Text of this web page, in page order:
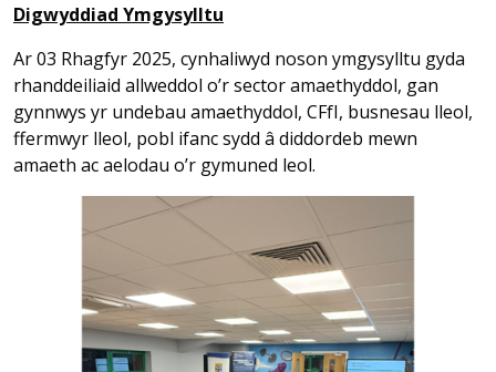
Digwyddiad Ymgysylltu
Ar 03 Rhagfyr 2025, cynhaliwyd noson ymgysylltu gyda
rhanddeiliaid allweddol o’r sector amaethyddol, gan
gynnwys yr undebau amaethyddol, CFfI, busnesau lleol,
ffermwyr lleol, pobl ifanc sydd â diddordeb mewn
amaeth ac aelodau o’r gymuned leol.